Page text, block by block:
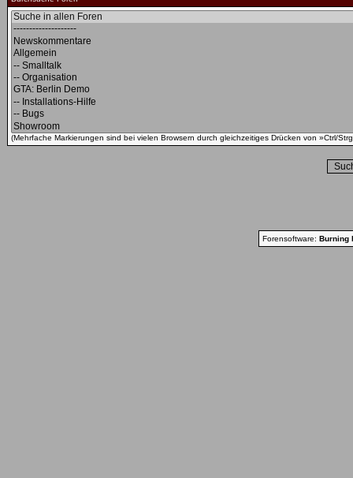
(Mehrfache Markierungen sind bei vielen Browsern durch gleichzeitiges Drücken von »Ctrl/
Forensoftware: Burning